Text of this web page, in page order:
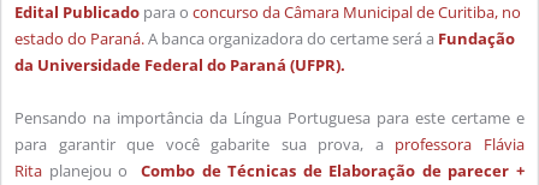
Edital Publicado para o concurso da Câmara Municipal de Curitiba, no
estado do Paraná.A banca organizadora do certame será a Fundação
da Universidade Federal do Paraná (UFPR).
Pensando na importância da Língua Portuguesa para este certame e
para garantir que você gabarite sua prova, a professora Flávia
Rita planejou o
Combo de Técnicas de Elaboração de parecer +